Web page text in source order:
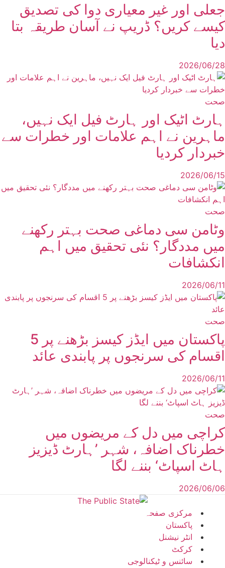
جعلی اور غیر معیاری دوا کی تصدیق
کیسے کریں؟ ڈریپ نے آسان طریقہ بتا
دیا
2026/06/28
صحت
ہارٹ اٹیک اور ہارٹ فیل ایک نہیں،
ماہرین نے اہم علامات اور خطرات سے
خبردار کردیا
2026/06/15
صحت
وٹامن سی دماغی صحت بہتر رکھنے
میں مددگار؟ نئی تحقیق میں اہم
انکشافات
2026/06/11
صحت
پاکستان میں ایڈز کیسز بڑھنے پر 5
اقسام کی سرنجوں پر پابندی عائد
2026/06/11
صحت
کراچی میں دل کے مریضوں میں
خطرناک اضافہ، شہر ’ہارٹ ڈیزیز
ہاٹ اسپاٹ‘ بننے لگا
2026/06/06
مرکزی صفحہ
پاکستان
انٹر نیشنل
کرکٹ
سائنس و ٹیکنالوجی